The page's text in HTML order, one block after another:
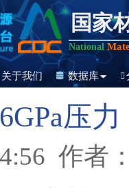
国家
National
关于我们 数据库
压
作者